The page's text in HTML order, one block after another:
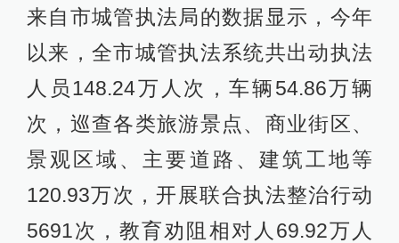
来自市城管执法局的数据显示，今年
以来，全市城管执法系统共出动执法
人员148.24万人次，车辆54.86万辆
次，巡查各类旅游景点、商业街区、
景观区域、主要道路、建筑工地等
120.93万次，开展联合执法整治行动
5691次，教育劝阻相对人69.92万人